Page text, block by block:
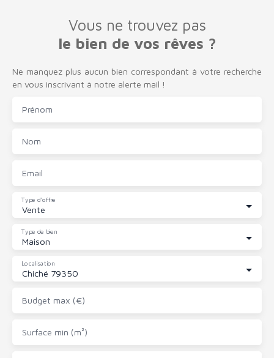
Vous ne trouvez pas
le bien de vos rêves ?
Ne manquez plus aucun bien correspondant à votre recherche
en vous inscrivant à notre alerte mail !
Prénom
Nom
Email
Vente
Type d'offre
Maison
Type de bien
Chiché 79350
Localisation
Budget max (€)
Surface min (m²)